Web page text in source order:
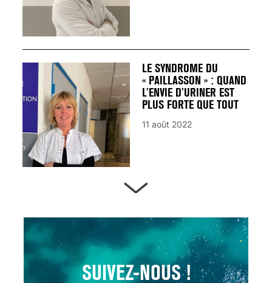
SUIVEZ-NOUS !
LE SYNDROME DU
« PAILLASSON » : QUAND
L’ENVIE D’URINER EST
PLUS FORTE QUE TOUT
11 août 2022
13 août 2024